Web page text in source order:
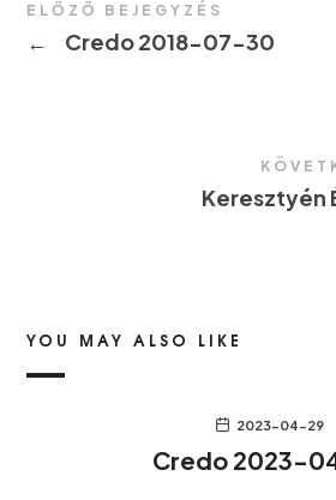
ELŐZŐ BEJEGYZÉS
← Credo 2018-07-30
Keresztyén
YOU MAY ALSO LIKE
2023-04-29
Credo 2023-